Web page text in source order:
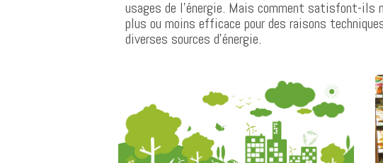
usages de l’énergie. Mais comment satisfont-ils
plus ou moins efficace pour des raisons
diverses sources d’énergie.